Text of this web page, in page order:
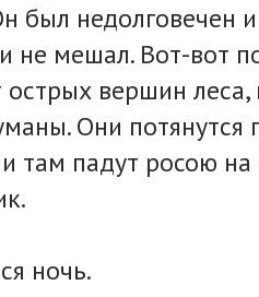
был недолговечен и
не мешал. Вот-вот
вершин леса,
Они потянутся
там падут росою
ночь.